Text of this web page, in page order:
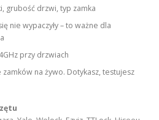
grubość drzwi, typ zamka
nie wypaczyły – to ważne dla
przy drzwiach
na żywo. Dotykasz, testujesz